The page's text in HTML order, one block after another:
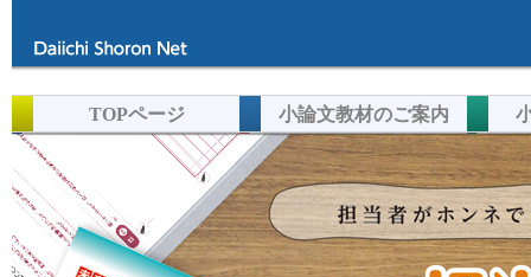
TOPページ 小論文教材のご案内